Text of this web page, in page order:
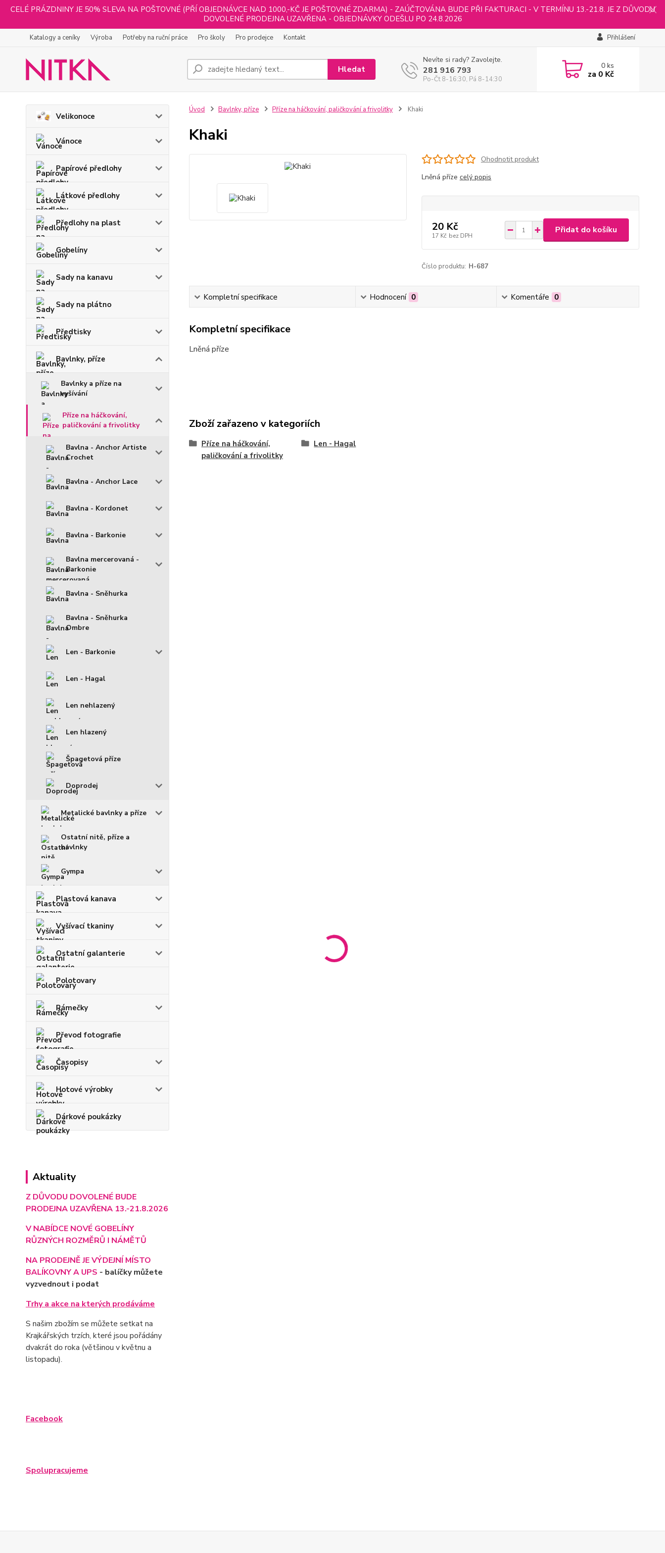
CELÉ PRÁZDNINY JE 50% SLEVA NA POŠTOVNÉ (PŘÍ OBJEDNÁVCE NAD 1000,-KČ JE POŠTOVNÉ ZDARMA) - ZAÚČTOVÁNA BUDE PŘI FAKTURACI - V TERMÍNU 13.-21.8. JE Z DŮVODU
DOVOLENÉ PRODEJNA UZAVŘENA - OBJEDNÁVKY ODEŠLU PO 24.8.2026
Katalogy a ceníky Výroba Potřeby na ruční práce Pro školy Pro prodejce Kontakt Přihlášení
Hledat
Nevíte si rady? Zavolejte.
281 916 793
Po-Čt 8-16:30, Pá 8-14:30
0ks
za 0 Kč
Velikonoce
Vánoce
Papírové předlohy
Látkové předlohy
Předlohy na plast
Gobelíny
Sady na kanavu
Sady na plátno
Předtisky
Bavlnky, příze
Bavlnky a příze na
vyšívání
Příze na háčkování,
paličkování a frivolitky
Bavlna - Anchor Artiste
Crochet
Bavlna - Anchor Lace
Bavlna - Kordonet
Bavlna - Barkonie
Bavlna mercerovaná -
Barkonie
Bavlna - Sněhurka
Bavlna - Sněhurka
Ombre
Len - Barkonie
Len - Hagal
Len nehlazený
Len hlazený
Špagetová příze
Doprodej
Metalické bavlnky a příze
Ostatní nitě, příze a
bavlnky
Gympa
Plastová kanava
Vyšívací tkaniny
Ostatní galanterie
Polotovary
Rámečky
Převod fotografie
Časopisy
Hotové výrobky
Dárkové poukázky
Aktuality
Z DŮVODU DOVOLENÉ BUDE
PRODEJNA UZAVŘENA 13.-21.8.2026
V NABÍDCE NOVÉ GOBELÍNY
RŮZNÝCH ROZMĚRŮ I NÁMĚTŮ
NA PRODEJNĚ JE VÝDEJNÍ MÍSTO
BALÍKOVNY A UPS - balíčky můžete
vyzvednout i podat
Trhy a akce na kterých prodáváme
S našim zbožím se můžete setkat na
Krajkářských trzích, které jsou pořádány
dvakrát do roka (většinou v květnu a
listopadu).
Facebook
Spolupracujeme
Úvod Bavlnky, příze Příze na háčkování, paličkování a frivolitky Khaki
Khaki
Ohodnotit produkt
Lněná příze celý popis
20 Kč
17 Kč bez DPH
Přidat do košíku
Číslo produktu: H-687
Kompletní specifikace Hodnocení 0 Komentáře 0
Kompletní specifikace
Lněná příze
Zboží zařazeno v kategoriích
Příze na háčkování,
paličkování a frivolitky
Len - Hagal